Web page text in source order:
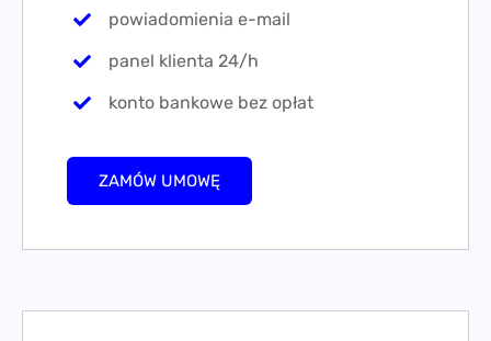
powiadomienia e-mail
panel klienta 24/h
konto bankowe bez opłat
ZAMÓW UMOWĘ